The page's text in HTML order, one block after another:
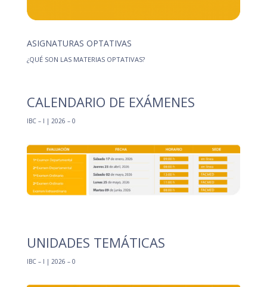
ASIGNATURAS OPTATIVAS
¿QUÉ SON LAS MATERIAS OPTATIVAS?
CALENDARIO DE EXÁMENES
IBC – I | 2026 – 0
UNIDADES TEMÁTICAS
IBC – I | 2026 – 0